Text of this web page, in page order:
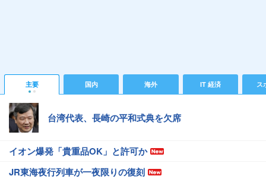
主要 国内 海外 IT 経済 ス
台湾代表、長崎の平和式典を欠席
イオン爆発「貴重品OK」と許可か
JR東海夜行列車が一夜限りの復刻